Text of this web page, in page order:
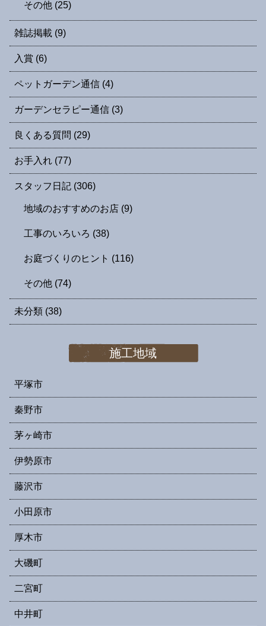
その他 (25)
雑誌掲載 (9)
入賞 (6)
ペットガーデン通信 (4)
ガーデンセラピー通信 (3)
良くある質問 (29)
お手入れ (77)
スタッフ日記 (306)
地域のおすすめのお店 (9)
工事のいろいろ (38)
お庭づくりのヒント (116)
その他 (74)
未分類 (38)
施工地域
平塚市
秦野市
茅ヶ崎市
伊勢原市
藤沢市
小田原市
厚木市
大磯町
二宮町
中井町